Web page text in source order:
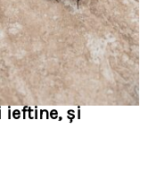
ieftine, și